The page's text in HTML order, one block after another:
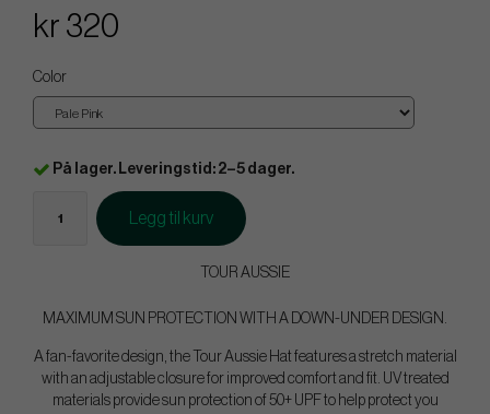
kr 320
Color
På lager. Leveringstid: 2–5 dager.
Legg til kurv
TOUR AUSSIE
MAXIMUM SUN PROTECTION WITH A DOWN-UNDER DESIGN.
A fan-favorite design, the Tour Aussie Hat features a stretch material
with an adjustable closure for improved comfort and fit. UV treated
materials provide sun protection of 50+ UPF to help protect you